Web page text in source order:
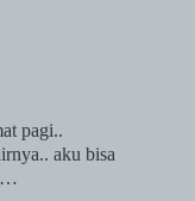
pagi..
aku bisa